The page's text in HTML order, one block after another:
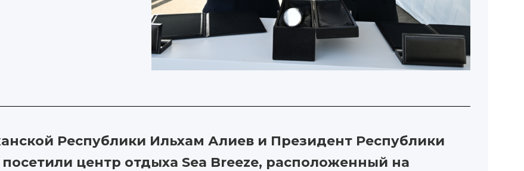
Республики Ильхам Алиев и Президент Республики
центр отдыха Sea Breeze, расположенный на